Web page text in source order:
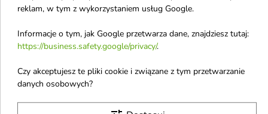
Claresa Zestaw
startowy do manicure
Your Starter Set z
Ronney Professional
Melon 100 ml
reklam, w tym z wykorzystaniem usług Google.
Informacje o tym, jak Google przetwarza dane, znajdziesz tutaj:
https://business.safety.google/privacy/.
Czy akceptujesz te pliki cookie i związane z tym przetwarzanie
danych osobowych?